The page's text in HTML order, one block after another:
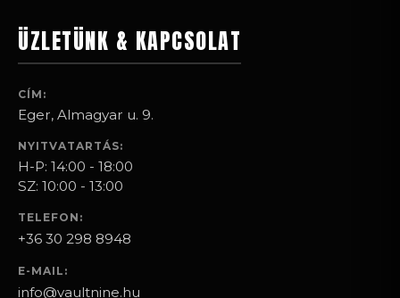
ÜZLETÜNK & KAPCSOLAT
CÍM:
Eger, Almagyar u. 9.
NYITVATARTÁS:
H-P: 14:00 - 18:00
SZ: 10:00 - 13:00
TELEFON:
+36 30 298 8948
E-MAIL:
info@vaultnine.hu